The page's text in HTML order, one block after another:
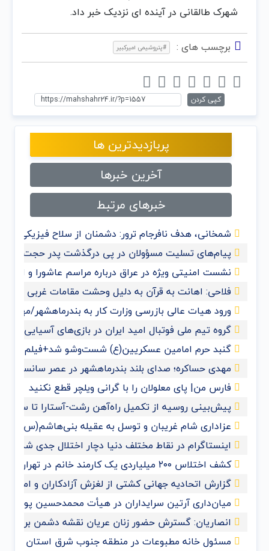
شهرک طالقانی در آینده ای نزدیک خبر داد.
برچسب های : #پتروشیمی امیرکبیر
کپی کردن
پربازدیدترین ها
آخرین خبرها
خبرهای مرتبط
شمخانی، هدف نافرجام ترور: دشمنان از سلاح فیزیکی
پیام‌های تسلیت مسؤولان در پی درگذشت پدر
نشست امنیتی ویژه در عراق درباره مراسم عاشورا و
فلاحی: اهانت به قرآن‌ به دلیل وحشت مقامات غربی از
ورود هیات عالی بازرسی وزارت کار به بندرماهشهر/مهدی
گروه تیم ملی فوتبال امید ایران در بازی‌های آسیایی
گنبد حرم امامین عسکریین(ع) شست‌وشو شد+فیلم و
مهدی حساکره؛ صدای بلند بندرماهشهر در عصر سانسور
فارس من| پای معلولان را با گرانی ویلچر قطع نکنید
پیش‌بینی روسیه از تکمیل راه‌آهن رشت-آستارا تا سال ‌۲۰۲۸
عزاداری شام غریبان و توسل به عقیله بنی‌هاشم(س) با
اینستاگرام در نقاط مختلف دنیا دچار اختلال جدی شد
کشف اختلاس ۲۰۰ میلیاردی یک کارمند خانم در تهران
گزارش اتحادیه جهانی کشتی از لغزش آزادکاران و
میان‌داری آرتین سرایداران در هیأت محمدحسین
انصاریان: گسترش حضور زنان عریان نقشه دشمن برای
مسئول خانه مطبوعات در منطقه جنوب شرق استان